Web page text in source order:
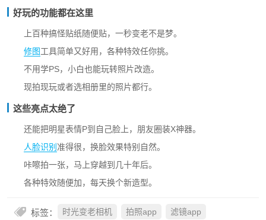
好玩的功能都在这里
上百种搞怪贴纸随便贴，一秒变老不是梦。
修图工具简单又好用，各种特效任你挑。
不用学PS，小白也能玩转照片改造。
现拍现玩或者选相册里的照片都行。
这些亮点太绝了
还能把明星表情P到自己脸上，朋友圈装X神器。
人脸识别 准得很，换脸效果特别自然。
咔嚓拍一张，马上穿越到几十年后。
各种特效随便加，每天换个新造型。
标签： 时光变老相机 拍照app 滤镜app